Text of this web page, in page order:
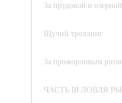
За прудовой и
Щучий троллинг
За прожорливым
ЧАСТЬ III ЛОВЛЯ